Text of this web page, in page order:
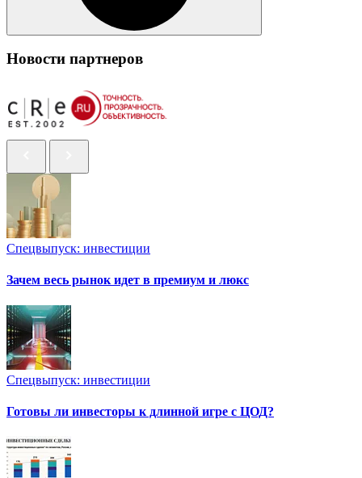
Новости партнеров
Спецвыпуск: инвестиции
Зачем весь рынок идет в премиум и люкс
Спецвыпуск: инвестиции
Готовы ли инвесторы к длинной игре с ЦОД?